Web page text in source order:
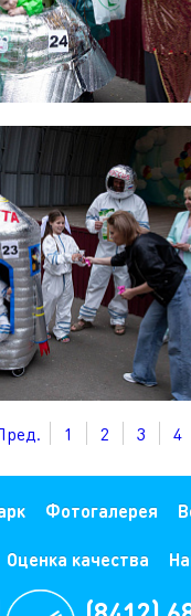
1 2 3 4
Фотогалерея
Оценка качества